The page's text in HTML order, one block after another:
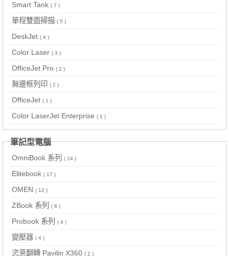
Smart Tank ( 7 )
單程雙面掃描 ( 5 )
DeskJet ( 4 )
Color Laser ( 3 )
OfficeJet Pro ( 2 )
無邊框列印 ( 2 )
OfficeJet ( 1 )
Color LaserJet Enterprise ( 1 )
筆記型電腦
OmniBook 系列 ( 24 )
Elitebook ( 17 )
OMEN ( 12 )
ZBook 系列 ( 8 )
Probook 系列 ( 4 )
變壓器 ( 4 )
恣意翻轉 Pavilin X360 ( 2 )